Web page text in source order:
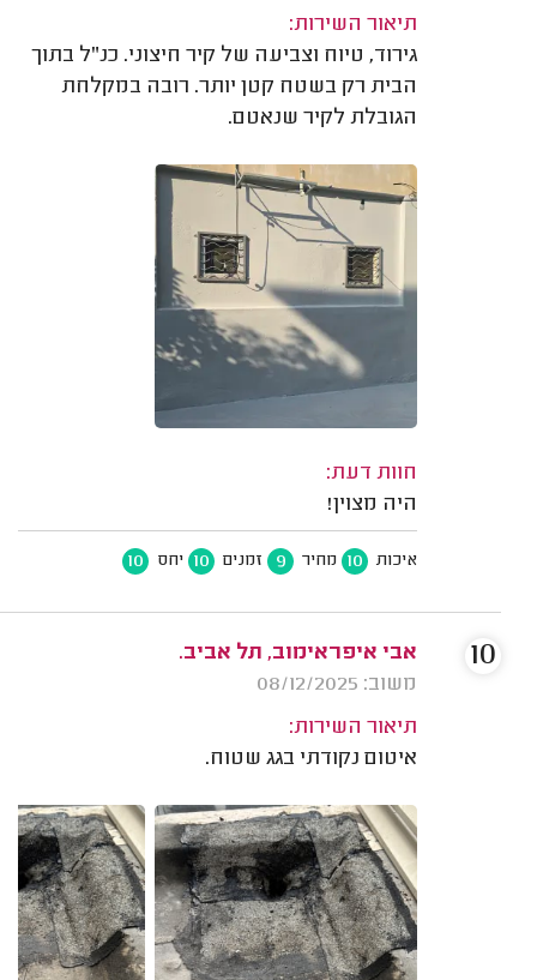
תיאור השירות:
גירוד, טיוח וצביעה של קיר חיצוני. כנ"ל בתוך
הבית רק בשטח קטן יותר. רובה במקלחת
הגובלת לקיר שנאטם.
חוות דעת:
היה מצוין!
איכות 10 מחיר 9 זמנים 10 יחס 10
אבי איפראימוב, תל אביב.
משוב: 08/12/2025
תיאור השירות:
איטום נקודתי בגג שטוח.
10